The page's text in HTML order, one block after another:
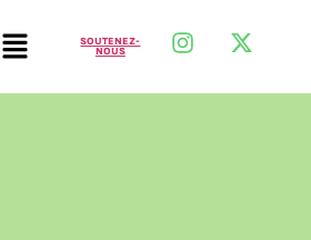
SOUTENEZ-
NOUS